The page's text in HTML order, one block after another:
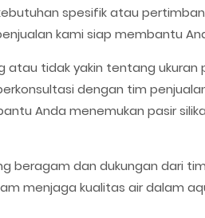
spesifik atau
kami siap membantu
atau tidak yakin tentang
dengan tim
Anda menemukan pasir
beragam dan dukungan dari
menjaga kualitas air dalam